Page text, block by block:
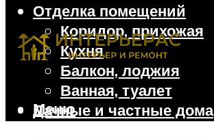
Отделка помещений
Коридор, прихожая
Кухня
Балкон, лоджия
Ванная, туалет
Дачные и частные дома
Меню